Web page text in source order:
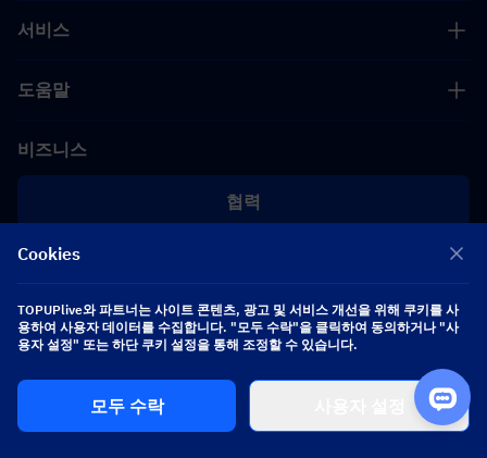
서비스
도움말
비즈니스
협력
[email protected]
[email protected]
팔로우하기
Copyright 2026 SEA WHALE TECHNOLOGY PTE.LTD. All Rights Reserved.
Cookies
TOPUPlive와 파트너는 사이트 콘텐츠, 광고 및 서비스 개선을 위해 쿠키를 사
용하여 사용자 데이터를 수집합니다. "모두 수락"을 클릭하여 동의하거나 "사
용자 설정" 또는 하단 쿠키 설정을 통해 조정할 수 있습니다.
모두 수락